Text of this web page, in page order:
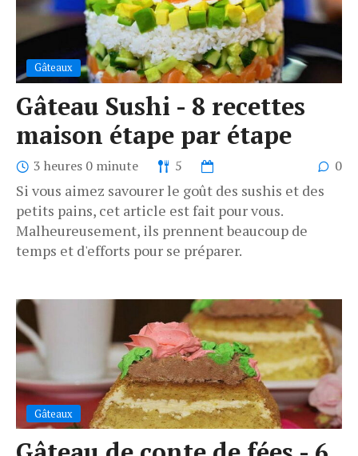
Gâteaux
Gâteau Sushi - 8 recettes
maison étape par étape
3 heures 0 minute 5 0
Si vous aimez savourer le goût des sushis et des
petits pains, cet article est fait pour vous.
Malheureusement, ils prennent beaucoup de
temps et d'efforts pour se préparer.
Gâteaux